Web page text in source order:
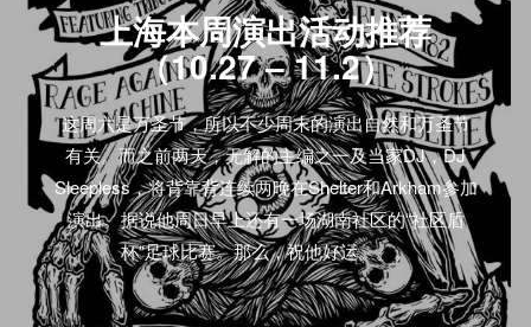
上海本周演出活动推荐
（10.27 – 11.2）
这周六是万圣节，所以不少周末的演出自然和万圣节
有关。而之前两天，无解的主编之一及当家DJ，DJ
Sleepless，将背靠背连续两晚在Shelter和Arkham参加
演出。据说他周日早上还有一场湖南社区的“社区盾
杯“足球比赛。那么，祝他好运。。。